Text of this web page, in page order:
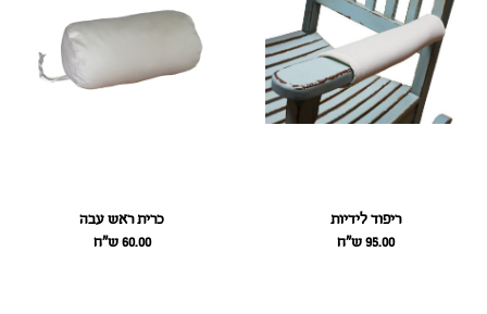
ריפוד לידיות
95.00 ש״ח
כרית ראש עבה
60.00 ש״ח